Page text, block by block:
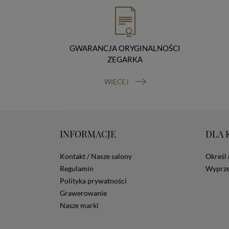
GWARANCJA ORYGINALNOŚCI
ZEGARKA
WIĘCEJ
INFORMACJE
Kontakt / Nasze salony
Regulamin
Polityka prywatności
Grawerowanie
Nasze marki
DLA
Określ